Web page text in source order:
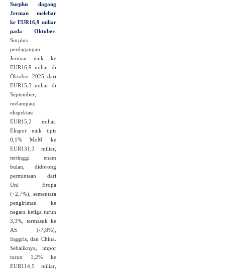
Surplus dagang
Jerman melebar
ke EUR16,9 miliar
pada Oktober.
Surplus
perdagangan
Jerman naik ke
EUR16,9 miliar di
Oktober 2025 dari
EUR15,3 miliar di
September,
melampaui
ekspektasi
EUR15,2 miliar.
Ekspor naik tipis
0,1% MoM ke
EUR131,3 miliar,
tertinggi enam
bulan, didorong
permintaan dari
Uni Eropa
(+2,7%), sementara
pengiriman ke
negara ketiga turun
3,3%, termasuk ke
AS (-7,8%),
Inggris, dan China.
Sebaliknya, impor
turun 1,2% ke
EUR114,5 miliar,